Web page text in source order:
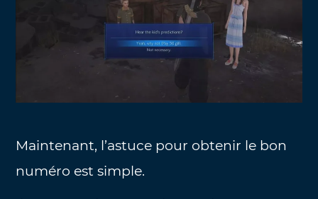
Maintenant, l’astuce pour obtenir le bon
numéro est simple.